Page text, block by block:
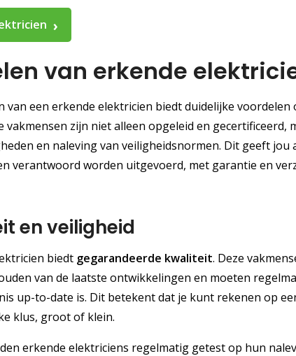
van erkende
van een erkende elektricien biedt duidelijke
vakmensen zijn niet alleen opgeleid en
en naleving van veiligheidsnormen. Dit geeft
verantwoord worden uitgevoerd, met garantie en
en veiligheid
biedt gegarandeerde kwaliteit. Deze
van de laatste ontwikkelingen en moeten
up-to-date is. Dit betekent dat je kunt rekenen op
klus, groot of klein.
erkende elektriciens regelmatig getest op hun